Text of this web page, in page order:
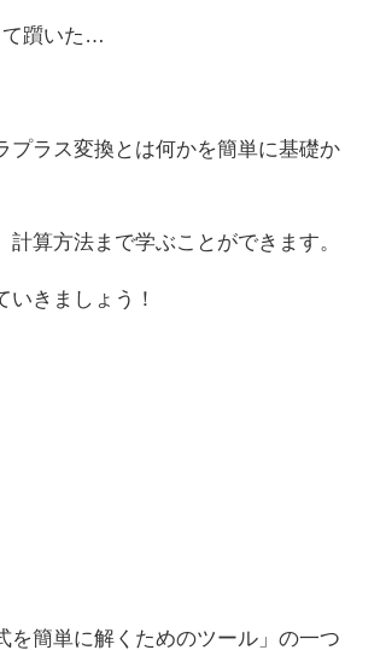
躓いた…
プラス変換とは何かを簡単に基礎か
算方法まで学ぶことができます。
きましょう！
を簡単に解くためのツール」の一つ